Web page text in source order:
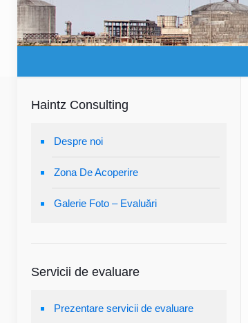
Haintz Consulting
Despre noi
Zona De Acoperire
Galerie Foto – Evaluări
Servicii de evaluare
Prezentare servicii de evaluare